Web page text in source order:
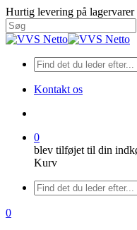
Spring
til
hovedindhold
Hurtig levering på lagervarer
Luk
Kontakt os
0
blev tilføjet til din
Kurv
Menu
søge
0